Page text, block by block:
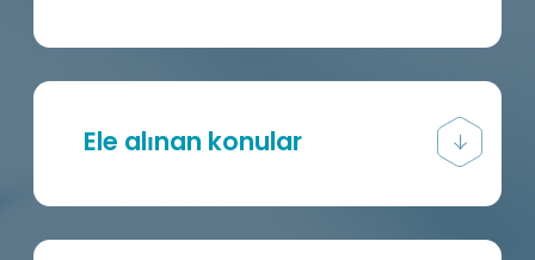
Ele alınan konular